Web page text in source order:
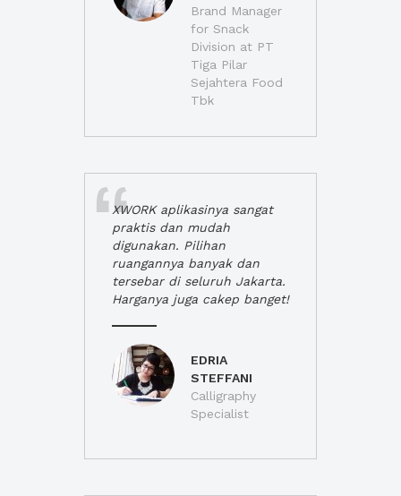
Brand Manager
for Snack
Division at PT
Tiga Pilar
Sejahtera Food
Tbk
XWORK aplikasinya sangat
praktis dan mudah
digunakan. Pilihan
ruangannya banyak dan
tersebar di seluruh Jakarta.
Harganya juga cakep banget!
EDRIA
STEFFANI
Calligraphy
Specialist